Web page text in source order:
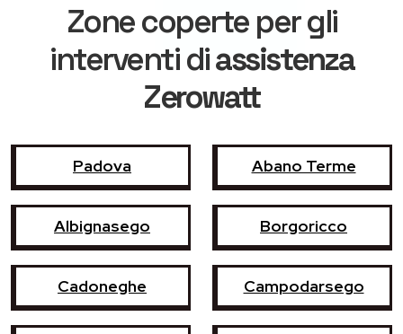
Zone coperte per gli
interventi diassistenza
Zerowatt
Padova Abano Terme
Albignasego Borgoricco
Cadoneghe Campodarsego